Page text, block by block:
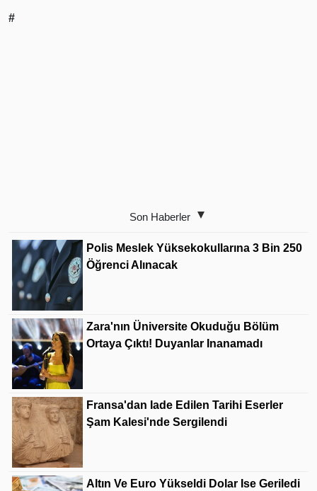
#
Son Haberler
Polis Meslek Yüksekokullarına 3 Bin 250
Öğrenci Alınacak
Zara'nın Üniversite Okuduğu Bölüm
Ortaya Çıktı! Duyanlar Inanamadı
Fransa'dan Iade Edilen Tarihi Eserler
Şam Kalesi'nde Sergilendi
Altın Ve Euro Yükseldi Dolar Ise Geriledi